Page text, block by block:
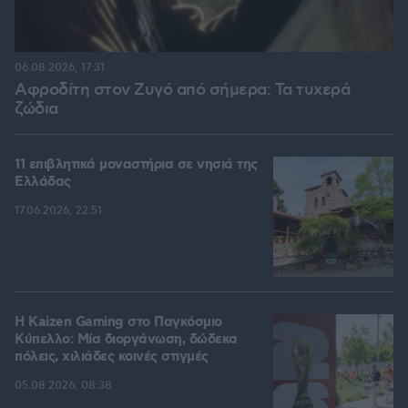
Αφροδίτη στον Ζυγό από σήμερα: Τα τυχερά
ζώδια
06.08.2026, 17:31
11 επιβλητικά μοναστήρια σε νησιά της
Ελλάδας
17.06.2026, 22:51
H Kaizen Gaming στο Παγκόσμιο
Kύπελλο: Μία διοργάνωση, δώδεκα
πόλεις, χιλιάδες κοινές στιγμές
05.08.2026, 08:38